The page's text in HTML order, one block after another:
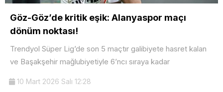
Göz-Göz’de kritik eşik: Alanyaspor maçı
dönüm noktası!
Trendyol Süper Lig’de son 5 maçtır galibiyete hasret kalan
ve Başakşehir mağlubiyetiyle 6’ncı sıraya kadar
10 Mart 2026 Salı 12:28